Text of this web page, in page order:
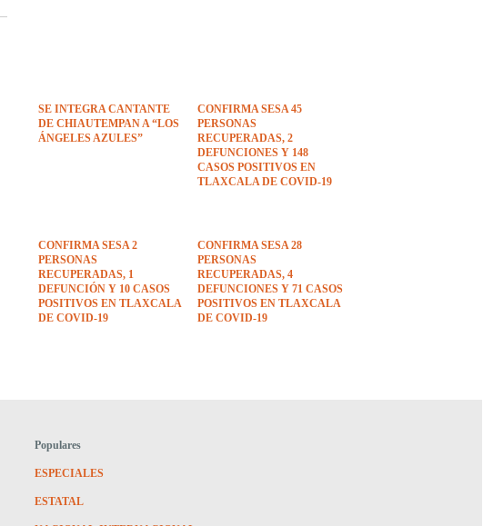
SE INTEGRA CANTANTE
DE CHIAUTEMPAN A “LOS
ÁNGELES AZULES”
CONFIRMA SESA 45
PERSONAS
RECUPERADAS, 2
DEFUNCIONES Y 148
CASOS POSITIVOS EN
TLAXCALA DE COVID-19
CONFIRMA SESA 2
PERSONAS
RECUPERADAS, 1
DEFUNCIÓN Y 10 CASOS
POSITIVOS EN TLAXCALA
DE COVID-19
CONFIRMA SESA 28
PERSONAS
RECUPERADAS, 4
DEFUNCIONES Y 71 CASOS
POSITIVOS EN TLAXCALA
DE COVID-19
Populares
ESPECIALES
ESTATAL